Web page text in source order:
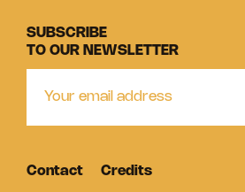
SUBSCRIBE
TO OUR NEWSLETTER
Contact Credits